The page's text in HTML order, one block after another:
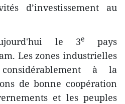
d’investissement au
le 3e
​pays
Les zones industrielles
à la
de bonne coopération
et les peuples